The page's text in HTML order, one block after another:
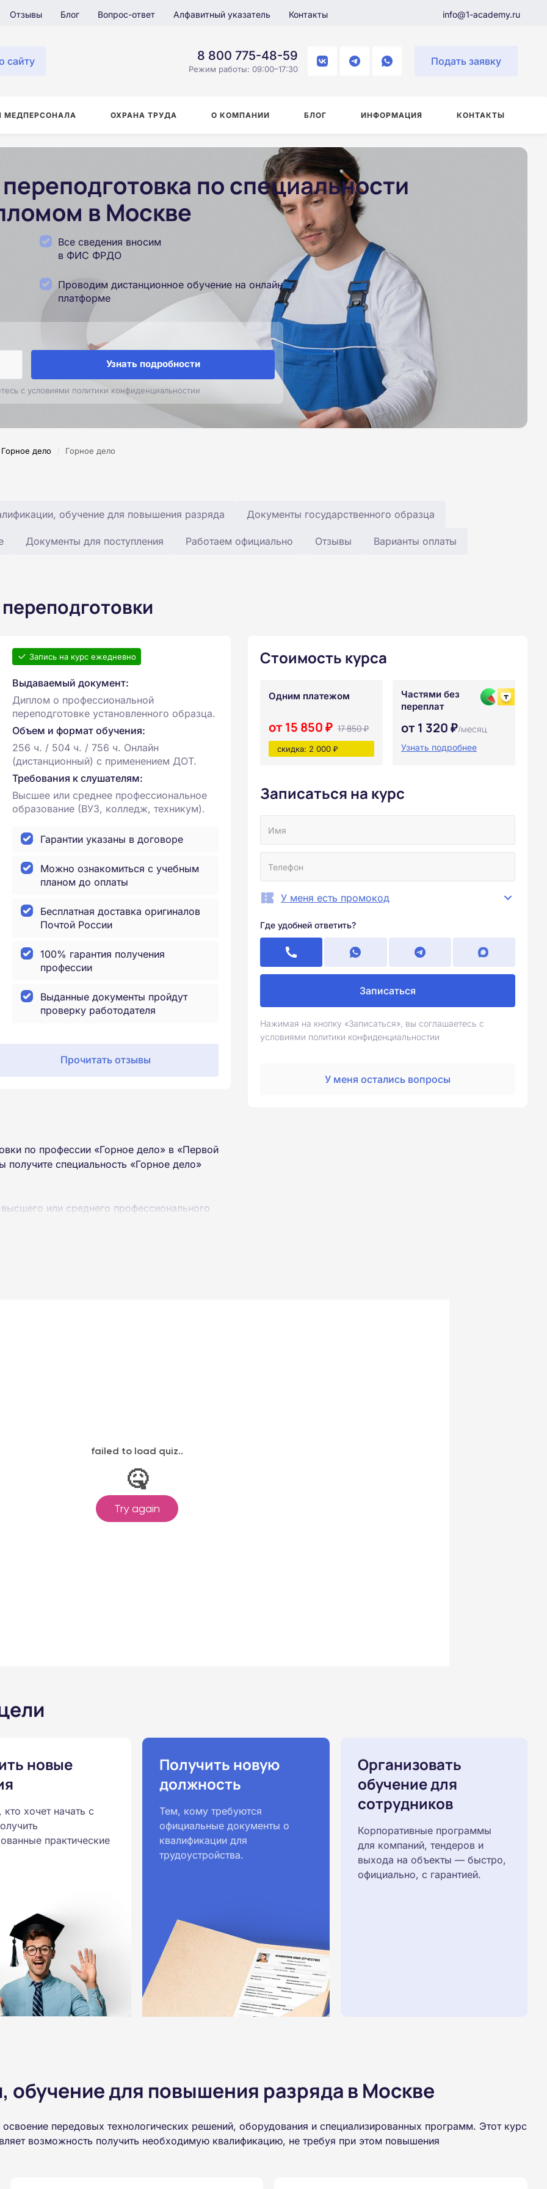
Отзывы Блог Вопрос-ответ Алфавитный указатель Контакты info@1-academy.ru
сайту 8 800 775-48-59
Режим работы: 09:00–17:30
Подать заявку
МЕДПЕРСОНАЛА ОХРАНА ТРУДА О КОМПАНИИ БЛОГ ИНФОРМАЦИЯ КОНТАКТЫ
по специальности
в Москве
Все сведения вносим
в ФИС ФРДО
Проводим дистанционное обучение на онлайн
платформе
Узнать подробности
с условиями политики конфиденциальностии
Горное дело / Горное дело
обучение для повышения разряда Документы государственного образца
Документы для поступления Работаем официально Отзывы Варианты оплаты
Запись на курс ежедневно
Выдаваемый документ:
Диплом о профессиональной
переподготовке установленного образца.
Объем и формат обучения:
256 ч. / 504 ч. / 756 ч. Онлайн
(дистанционный) с применением ДОТ.
Требования к слушателям:
Высшее или среднее профессиональное
образование (ВУЗ, колледж, техникум).
Гарантии указаны в договоре
Можно ознакомиться с учебным
планом до оплаты
Бесплатная доставка оригиналов
Почтой России
100% гарантия получения
профессии
Выданные документы пройдут
проверку работодателя
Прочитать отзывы
по профессии «Горное дело» в «Первой
специальность «Горное дело»
или среднего профессионального
образования.
Стоимость курса
Одним платежом
от 15 850 ₽ 17 850 ₽
скидка: 2 000 ₽
Частями без
переплат
от 1 320 ₽/месяц
Узнать подробнее
Записаться на курс
У меня есть промокод
Где удобней ответить?
Записаться
Нажимая на кнопку «Записаться», вы соглашаетесь с
условиями политики конфиденциальностии
У меня остались вопросы
новые
хочет начать с
практические
Получить новую
должность
Тем, кому требуются
официальные документы о
квалификации для
трудоустройства.
Организовать
обучение для
сотрудников
Корпоративные программы
для компаний, тендеров и
выхода на объекты — быстро,
официально, с гарантией.
для повышения разряда в Москве
передовых технологических решений, оборудования и специализированных программ. Этот курс
возможность получить необходимую квалификацию, не требуя при этом повышения